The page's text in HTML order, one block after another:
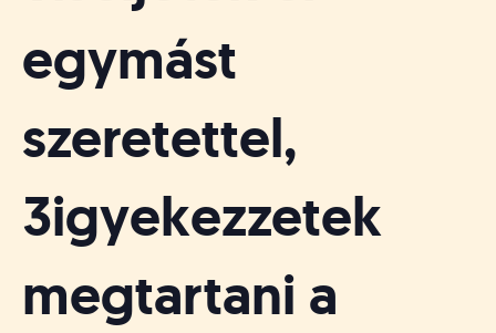
egymást
szeretettel,
3igyekezzetek
megtartani a